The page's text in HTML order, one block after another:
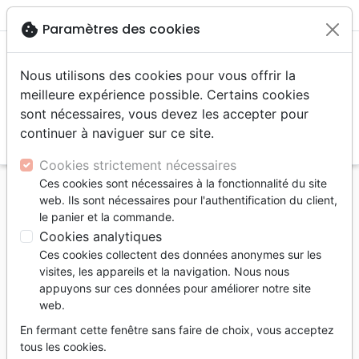
menu
Accueil Auteurs Barthaburu Jean
Jean Barthaburu
Passionné de voyages dès
son plus jeune âge, Jean
Barthaburu a voyagé ou
travaillé dans une
soixantaine de pays. Tour
à tour correspondant de
cookie Paramètres des cookies
Nous utilisons des cookies pour vous offrir la
meilleure expérience possible. Certains cookies
sont nécessaires, vous devez les accepter pour
continuer à naviguer sur ce site.
Cookies strictement nécessaires
Ces cookies sont nécessaires à la fonctionnalité du site
web. Ils sont nécessaires pour l'authentification du client,
le panier et la commande.
Cookies analytiques
Ces cookies collectent des données anonymes sur les
visites, les appareils et la navigation. Nous nous
appuyons sur ces données pour améliorer notre site
web.
En fermant cette fenêtre sans faire de choix, vous acceptez
tous les cookies.